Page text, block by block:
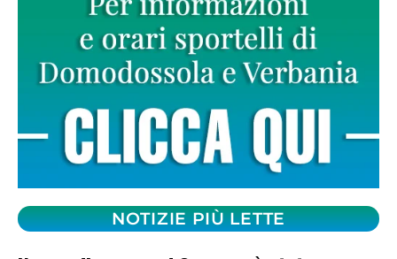
NOTIZIE PIÙ LETTE